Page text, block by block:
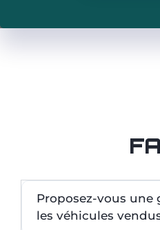
Proposez-vous une
les véhicules